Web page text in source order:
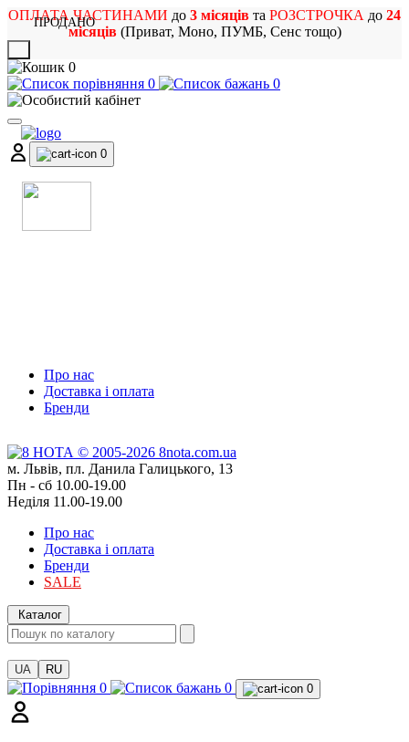
ОПЛАТА ЧАСТИНАМИ до 3 місяців та РОЗСТРОЧКА до 24
місяців(Приват, Моно, ПУМБ, Сенс тощо)
0
0
0
0
Про нас
Доставка і оплата
Бренди
м. Львів, пл. Данила Галицького, 13
Пн - сб 10.00-19.00
Неділя 11.00-19.00
Про нас
Доставка і оплата
Бренди
SALE
Каталог
UA RU
0 0 0
ПРОДАНО